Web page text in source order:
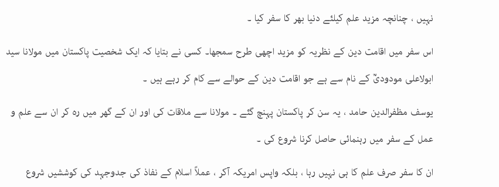
نہیں ، چنانچہ مزید علم کیلئے دنیا بھر کا سفر کیا ۔
اس سفر میں اقامت دین کے نظریہ کو مزید اچھی طرح سمجھا۔ کسی نے بتایا کہ ایک شخصیت پاکستان میں مولانا سید
ابولاعلی مودودیؒ کے نام سے ہے جو اقامت دین کے حوالے سے کام کر رہے ہیں ۔
یوسف مظفرالدین حامد ، یہ سن کر پاکستان پہنچ گئے ۔ مولانا سے ملاقات کی اور ان کے گھر میں رہ کر ان سے علم و
عمل کے سفر میں رہنمائی حاصل کرنا شروع کی ۔
ان کا سفر صرف علم کا ہی نہیں رہا ، بلکہ واپس امریکہ آکر ، عملاً اسلام کے نفاذ کی جدوجہد کی کوششیں شروع